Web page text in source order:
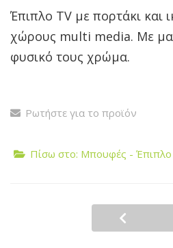
Έπιπλο TV με πορτάκι και
χώρους multi media. Με
φυσικό τους χρώμα.
Ρωτήστε για το προϊόν
Πίσω στο: Μπουφές - Έπιπλο